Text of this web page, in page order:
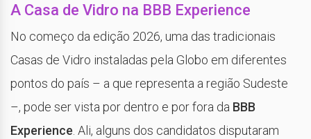
A Casa de Vidro na BBB Experience
No começo da edição 2026, uma das tradicionais
Casas de Vidro instaladas pela Globo em diferentes
pontos do país – a que representa a região Sudeste
–, pode ser vista por dentro e por fora da BBB
Experience. Ali, alguns dos candidatos disputaram